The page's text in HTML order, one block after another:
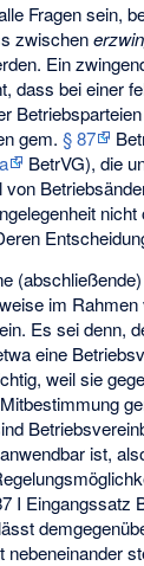
Fragen sein,
zwischen
Ein
dass bei einer
gem.§ 87
BetrVG), die
im
Es sei denn,
eine
weil sie
ist,
I